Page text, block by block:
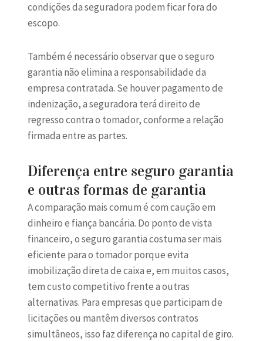
condições da seguradora podem ficar fora do
escopo.
Também é necessário observar que o seguro
garantia não elimina a responsabilidade da
empresa contratada. Se houver pagamento de
indenização, a seguradora terá direito de
regresso contra o tomador, conforme a relação
firmada entre as partes.
Diferença entre seguro garantia
e outras formas de garantia
A comparação mais comum é com caução em
dinheiro e fiança bancária. Do ponto de vista
financeiro, o seguro garantia costuma ser mais
eficiente para o tomador porque evita
imobilização direta de caixa e, em muitos casos,
tem custo competitivo frente a outras
alternativas. Para empresas que participam de
licitações ou mantêm diversos contratos
simultâneos, isso faz diferença no capital de giro.